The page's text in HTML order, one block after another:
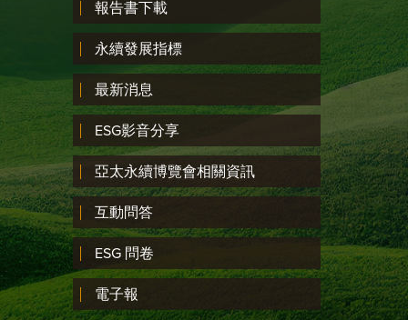
報告書下載
永續發展指標
最新消息
ESG影音分享
亞太永續博覽會相關資訊
互動問答
ESG 問卷
電子報